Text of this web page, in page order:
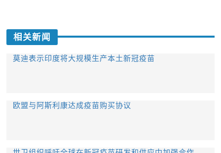
相关新闻
莫迪表示印度将大规模生产本土新冠疫苗
欧盟与阿斯利康达成疫苗购买协议